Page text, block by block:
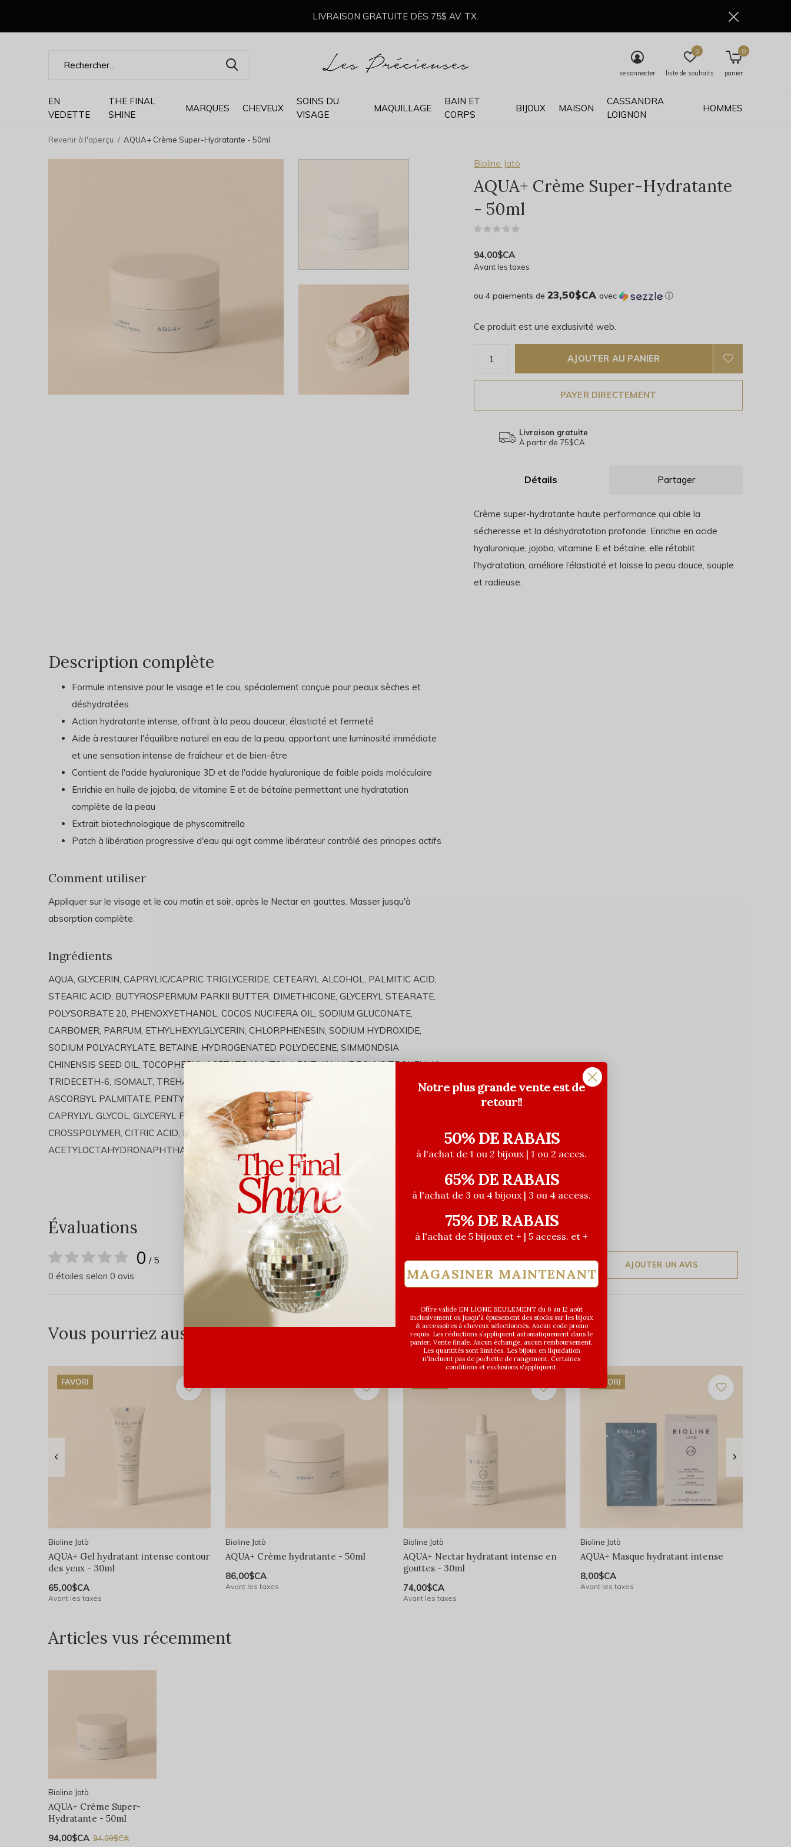
EN
VEDETTE
THE FINAL
SHINE
MARQUES CHEVEUX
SOINS DU
VISAGE
MAQUILLAGE
BAIN ET
CORPS
BIJOUX MAISON
CASSANDRA
LOIGNON
HOMMES
se connecter liste de souhaits
0
panier
0
LIVRAISON GRATUITE DÈS 75$ AV. TX.
Revenir à l'aperçu AQUA+ Crème Super-Hydratante - 50ml
Bioline Jatò
AQUA+ Crème Super-Hydratante
- 50ml
94,00$CA
Avant les taxes
ou 4 paiements de 23,50$CA avec ⓘ
Ce produit est une exclusivité web.
AJOUTER AU PANIER
PAYER DIRECTEMENT
Livraison gratuite
À partir de 75$CA
Détails Partager
Crème super-hydratante haute performance qui cible la
sécheresse et la déshydratation profonde. Enrichie en acide
hyaluronique, jojoba, vitamine E et bétaïne, elle rétablit
l’hydratation, améliore l’élasticité et laisse la peau douce, souple
et radieuse.
Description complète
Formule intensive pour le visage et le cou, spécialement conçue pour peaux sèches et
déshydratées
Action hydratante intense, offrant à la peau douceur, élasticité et fermeté
Aide à restaurer l'équilibre naturel en eau de la peau, apportant une luminosité immédiate
et une sensation intense de fraîcheur et de bien-être
Contient de l'acide hyaluronique 3D et de l'acide hyaluronique de faible poids moléculaire
Enrichie en huile de jojoba, de vitamine E et de bétaïne permettant une hydratation
complète de la peau
Extrait biotechnologique de physcomitrella
Patch à libération progressive d'eau qui agit comme libérateur contrôlé des principes actifs
Comment utiliser
Appliquer sur le visage et le cou matin et soir, après le Nectar en gouttes. Masser jusqu'à
absorption complète.
Ingrédients
AQUA, GLYCERIN, CAPRYLIC/CAPRIC TRIGLYCERIDE, CETEARYL ALCOHOL, PALMITIC ACID,
STEARIC ACID, BUTYROSPERMUM PARKII BUTTER, DIMETHICONE, GLYCERYL STEARATE,
POLYSORBATE 20, PHENOXYETHANOL, COCOS NUCIFERA OIL, SODIUM GLUCONATE,
CARBOMER, PARFUM, ETHYLHEXYLGLYCERIN, CHLORPHENESIN, SODIUM HYDROXIDE,
SODIUM POLYACRYLATE, BETAINE, HYDROGENATED POLYDECENE, SIMMONDSIA
CHINENSIS SEED OIL, TOCOPHERYL ACETATE, XYLITOL, LECITHIN, HYDROXYCITRONELLAL,
TRIDECETH-6, ISOMALT, TREHALOSE, UREA, TRIDECANE, TOCOPHEROL, LIMONENE,
ASCORBYL PALMITATE, PENTYLENE GLYCOL, SERINE, SODIUM HYALURONATE, ALGIN,
CAPRYLYL GLYCOL, GLYCERYL POLYACRYLATE, PULLULAN, SODIUM HYALURONATE
CROSSPOLYMER, CITRIC ACID, PHYTOL, HEXAMETHYLINDANOPYRAN, TETRAMETHYL
ACETYLOCTAHYDRONAPHTHALENES, VANILLIN.
Évaluations
0 / 5
0 étoiles selon 0 avis
AJOUTER UN AVIS
Vous pourriez aussi aimer...
FAVORI
Bioline Jatò
AQUA+ Gel hydratant intense contour
des yeux - 30ml
65,00$CA
Avant les taxes
Bioline Jatò
AQUA+ Crème hydratante - 50ml
86,00$CA
Avant les taxes
Bioline Jatò
AQUA+ Nectar hydratant intense en
gouttes - 30ml
74,00$CA
Avant les taxes
FAVORI
Bioline Jatò
AQUA+ Masque hydratant intense
8,00$CA
Avant les taxes
Articles vus récemment
Bioline Jatò
AQUA+ Crème Super-
Hydratante - 50ml
94,00$CA 94,00$CA
Notre plus grande vente est de
retour!!
50% DE RABAIS
à l'achat de 1 ou 2 bijoux | 1 ou 2 acces.
65% DE RABAIS
à l'achat de 3 ou 4 bijoux | 3 ou 4 access.
75% DE RABAIS
à l'achat de 5 bijoux et + | 5 access. et +
MAGASINER MAINTENANT
Offre valide EN LIGNE SEULEMENT du 6 au 12 août
inclusivement ou jusqu'à épuisement des stocks sur les bijoux
& accessoires à cheveux sélectionnés. Aucun code promo
requis. Les réductions s’appliquent automatiquement dans le
panier. Vente finale. Aucun échange, aucun remboursement.
Les quantités sont limitées. Les bijoux en liquidation
n'incluent pas de pochette de rangement. Certaines
conditions et exclusions s'appliquent.